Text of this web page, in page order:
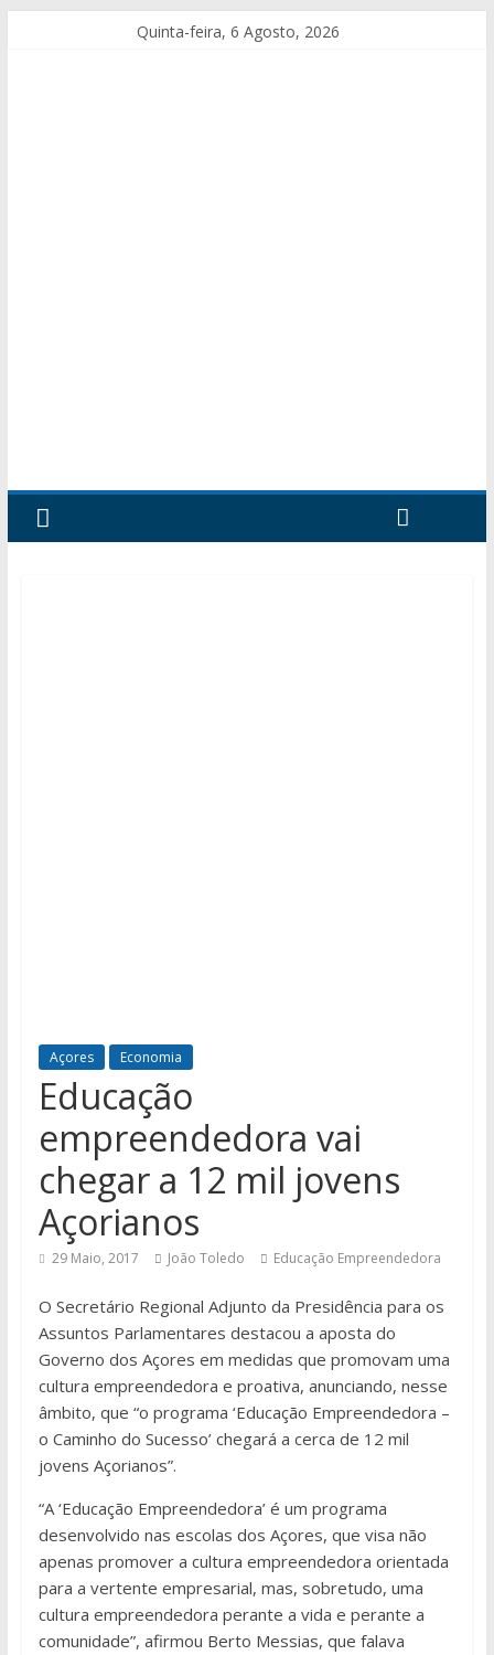
Quinta-feira, 6 Agosto, 2026
Açores Economia
Educação
empreendedora vai
chegar a 12 mil jovens
Açorianos
29 Maio, 2017 João Toledo Educação Empreendedora
O Secretário Regional Adjunto da Presidência para os
Assuntos Parlamentares destacou a aposta do
Governo dos Açores em medidas que promovam uma
cultura empreendedora e proativa, anunciando, nesse
âmbito, que “o programa ‘Educação Empreendedora –
o Caminho do Sucesso’ chegará a cerca de 12 mil
jovens Açorianos”.
“A ‘Educação Empreendedora’ é um programa
desenvolvido nas escolas dos Açores, que visa não
apenas promover a cultura empreendedora orientada
para a vertente empresarial, mas, sobretudo, uma
cultura empreendedora perante a vida e perante a
comunidade”, afirmou Berto Messias, que falava